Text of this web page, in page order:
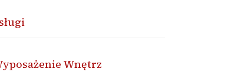
Wnętrz